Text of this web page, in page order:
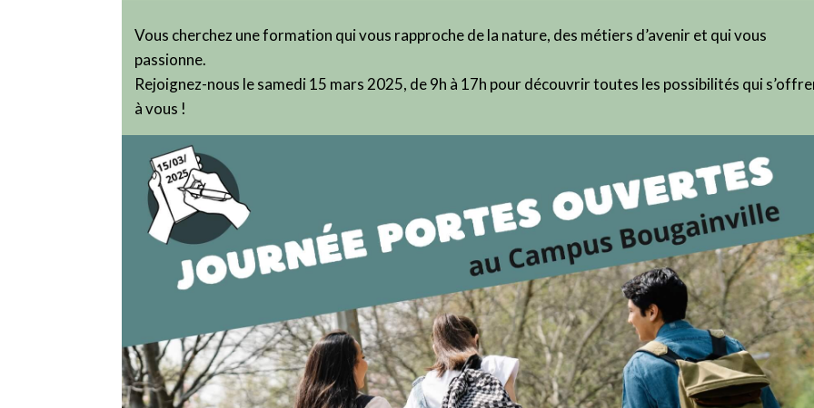
Vous cherchez une formation qui vous rapproche de la nature, des métiers d’avenir et qui vous
passionne.
Rejoignez-nous le samedi 15 mars 2025, de 9h à 17h pour découvrir toutes les possibilités qui
à vous !